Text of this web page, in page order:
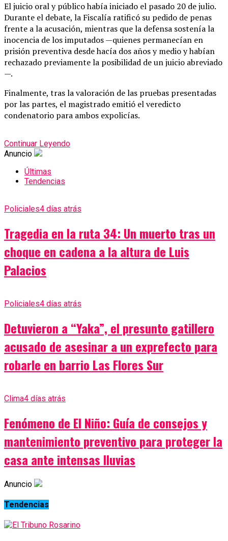
El juicio oral y público había iniciado el pasado 20 de julio.
Durante el debate, la Fiscalía ratificó su pedido de penas
frente a la acusación, mientras que la defensa sostenía la
inocencia de los imputados —quienes permanecían en
prisión preventiva desde hacía dos años y medio y habían
rechazado previamente la posibilidad de un juicio abreviado
—.
Finalmente, tras la valoración de las pruebas presentadas
por las partes, el magistrado emitió el veredicto
condenatorio para ambos expolicías.
Continuar Leyendo
Anuncio
Últimas
Tendencias
Policiales4 días atrás
Tragedia en la ruta 34: Un muerto tras un
choque en cadena a la altura de Luis
Palacios
Policiales4 días atrás
Detuvieron a “Yaka”, el presunto gatillero
acusado de asesinar a un exprefecto para
robarle en barrio Las Flores Sur
Clima4 días atrás
Fenómeno de El Niño: Guía de consejos y
mantenimiento preventivo para proteger la
casa ante intensas lluvias
Anuncio
Tendencias